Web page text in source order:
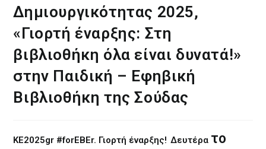
Δημιουργικότητας 2025,
«Γιορτή έναρξης: Στη
βιβλιοθήκη όλα είναι δυνατά!»
στην Παιδική – Εφηβική
Βιβλιοθήκη της Σούδας
ΚΕ2025gr #forEBEr. Γιορτή έναρξης! Δευτέρα το